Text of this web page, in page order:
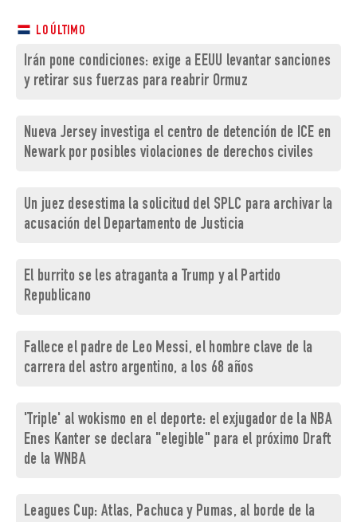
LO ÚLTIMO
Irán pone condiciones: exige a EEUU levantar sanciones
y retirar sus fuerzas para reabrir Ormuz
Nueva Jersey investiga el centro de detención de ICE en
Newark por posibles violaciones de derechos civiles
Un juez desestima la solicitud del SPLC para archivar la
acusación del Departamento de Justicia
El burrito se les atraganta a Trump y al Partido
Republicano
Fallece el padre de Leo Messi, el hombre clave de la
carrera del astro argentino, a los 68 años
'Triple' al wokismo en el deporte: el exjugador de la NBA
Enes Kanter se declara "elegible" para el próximo Draft
de la WNBA
Leagues Cup: Atlas, Pachuca y Pumas, al borde de la